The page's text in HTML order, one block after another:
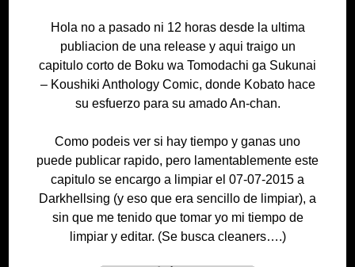
Hola no a pasado ni 12 horas desde la ultima
publiacion de una release y aqui traigo un
capitulo corto de Boku wa Tomodachi ga Sukunai
– Koushiki Anthology Comic, donde Kobato hace
su esfuerzo para su amado An-chan.
Como podeis ver si hay tiempo y ganas uno
puede publicar rapido, pero lamentablemente este
capitulo se encargo a limpiar el 07-07-2015 a
Darkhellsing (y eso que era sencillo de limpiar), a
sin que me tenido que tomar yo mi tiempo de
limpiar y editar. (Se busca cleaners….)